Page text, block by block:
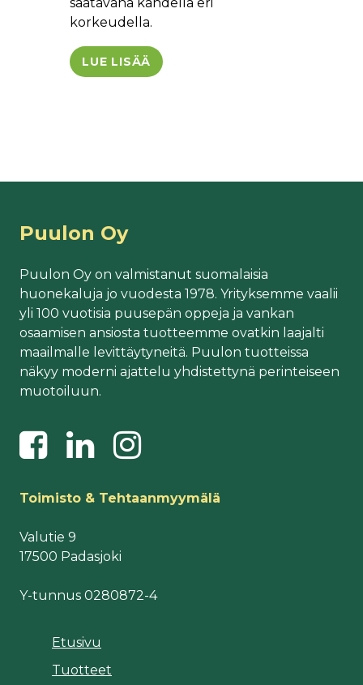
saatavana kahdella eri
korkeudella.
LUE LISÄÄ
Puulon Oy
Puulon Oy on valmistanut suomalaisia
huonekaluja jo vuodesta 1978. Yrityksemme vaalii
yli 100 vuotisia puusepän oppeja ja vankan
osaamisen ansiosta tuotteemme ovatkin laajalti
maailmalle levittäytyneitä. Puulon tuotteissa
näkyy moderni ajattelu yhdistettynä perinteiseen
muotoiluun.
Toimisto & Tehtaanmyymälä
Valutie 9
17500 Padasjoki
Y-tunnus 0280872-4
Etusivu
Tuotteet